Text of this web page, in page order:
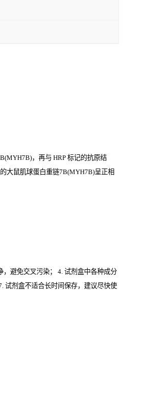
，再与 HRP 标记的抗原结
大鼠肌球蛋白重链7B(MYH7B)呈正相
避免交叉污染； 4. 试剂盒中各种成分
试剂盒不适合长时间保存，建议尽快使